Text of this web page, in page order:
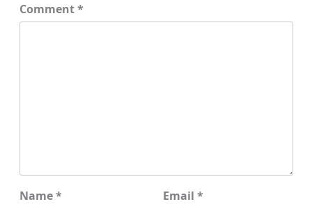
Comment*
Name* Email *